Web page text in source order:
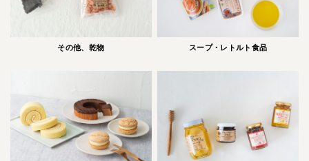
その他、乾物 スープ・レトルト食品